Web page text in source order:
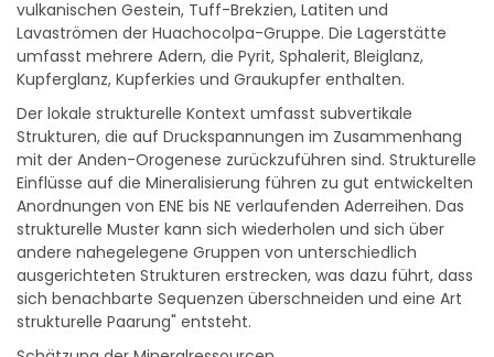
Lavaströmen der Huachocolpa-Gruppe. Die Lagerstätte
umfasst mehrere Adern, die Pyrit, Sphalerit, Bleiglanz,
Kupferglanz, Kupferkies und Graukupfer enthalten.
Der lokale strukturelle Kontext umfasst subvertikale
Strukturen, die auf Druckspannungen im Zusammenhang
mit der Anden-Orogenese zurückzuführen sind. Strukturelle
Einflüsse auf die Mineralisierung führen zu gut entwickelten
Anordnungen von ENE bis NE verlaufenden Aderreihen. Das
strukturelle Muster kann sich wiederholen und sich über
andere nahegelegene Gruppen von unterschiedlich
ausgerichteten Strukturen erstrecken, was dazu führt, dass
sich benachbarte Sequenzen überschneiden und eine Art
strukturelle Paarung" entsteht.
Schätzung der Mineralressourcen